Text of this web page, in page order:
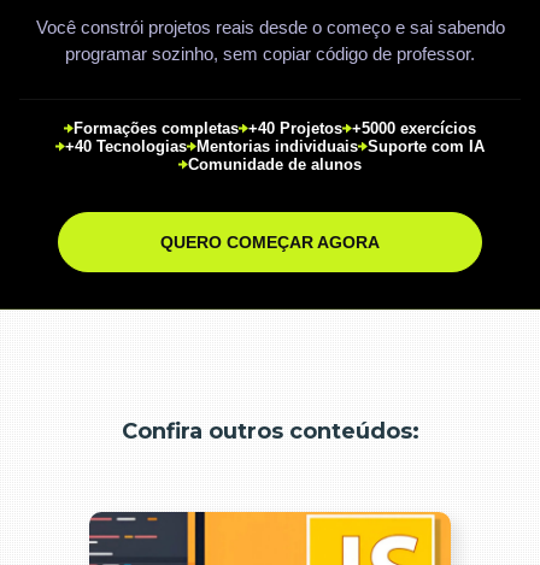
Você constrói projetos reais desde o começo e sai sabendo
programar sozinho, sem copiar código de professor.
Formações completas +40 Projetos +5000 exercícios
+40 Tecnologias
Mentorias individuais Suporte com IA
Comunidade de alunos
QUERO COMEÇAR AGORA
Confira outros conteúdos: